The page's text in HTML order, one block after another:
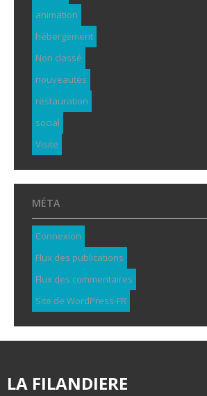
animation
hébergement
Non classé
nouveautés
restauration
social
Visite
MÉTA
Connexion
Flux des publications
Flux des commentaires
Site de WordPress-FR
LA FILANDIERE